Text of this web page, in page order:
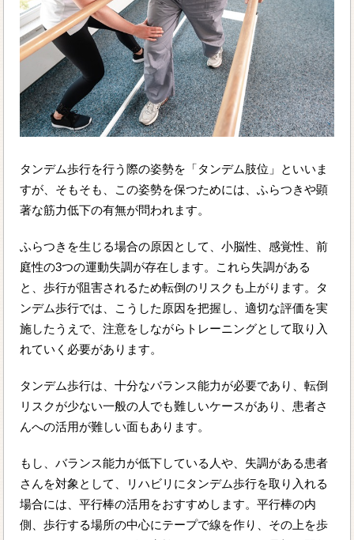
タンデム歩行を行う際の姿勢を「タンデム肢位」といいま
すが、そもそも、この姿勢を保つためには、ふらつきや顕
著な筋力低下の有無が問われます。
ふらつきを生じる場合の原因として、小脳性、感覚性、前
庭性の3つの運動失調が存在します。これら失調がある
と、歩行が阻害されるため転倒のリスクも上がります。タ
ンデム歩行では、こうした原因を把握し、適切な評価を実
施したうえで、注意をしながらトレーニングとして取り入
れていく必要があります。
タンデム歩行は、十分なバランス能力が必要であり、転倒
リスクが少ない一般の人でも難しいケースがあり、患者さ
んへの活用が難しい面もあります。
もし、バランス能力が低下している人や、失調がある患者
さんを対象として、リハビリにタンデム歩行を取り入れる
場合には、平行棒の活用をおすすめします。平行棒の内
側、歩行する場所の中心にテープで線を作り、その上を歩